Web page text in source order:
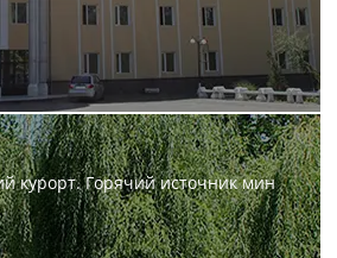
курорт. Горячий источник мин